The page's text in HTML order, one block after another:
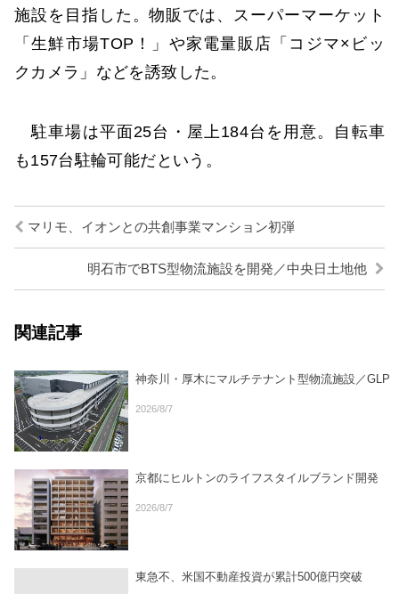
施設を目指した。物販では、スーパーマーケット
「生鮮市場TOP！」や家電量販店「コジマ×ビッ
クカメラ」などを誘致した。
駐車場は平面25台・屋上184台を用意。自転車
も157台駐輪可能だという。
マリモ、イオンとの共創事業マンション初弾
明石市でBTS型物流施設を開発／中央日土地他
関連記事
神奈川・厚木にマルチテナント型物流施設／GLP
2026/8/7
京都にヒルトンのライフスタイルブランド開発
2026/8/7
東急不、米国不動産投資が累計500億円突破